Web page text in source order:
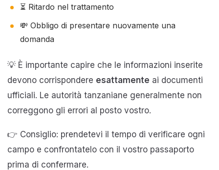
⏳ Ritardo nel trattamento
💸 Obbligo di presentare nuovamente una
domanda
💡 È importante capire che le informazioni inserite
devono corrispondere esattamente ai documenti
ufficiali. Le autorità tanzaniane generalmente non
correggono gli errori al posto vostro.
👉 Consiglio: prendetevi il tempo di verificare ogni
campo e confrontatelo con il vostro passaporto
prima di confermare.